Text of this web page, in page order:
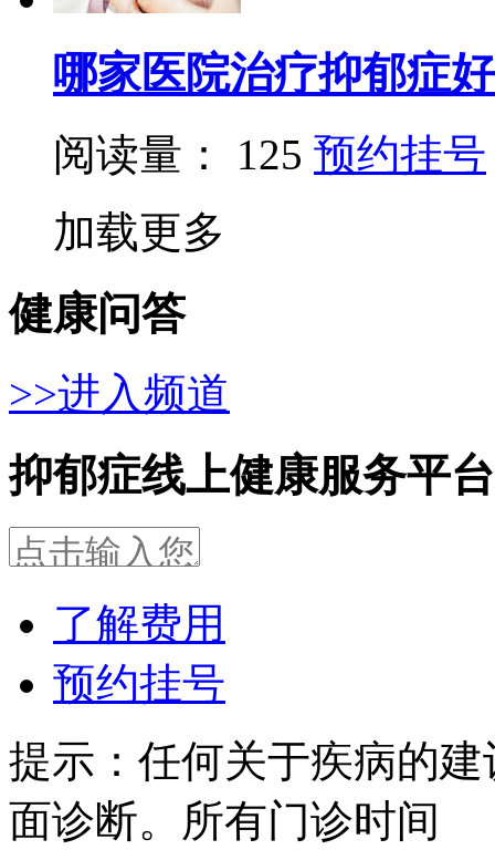
哪家医院治疗抑郁症
阅读量： 125 预约挂号
加载更多
健康问答
>>进入频道
抑郁症线上健康服务平台
了解费用
预约挂号
提示：任何关于疾病的
面诊断。所有门诊时间